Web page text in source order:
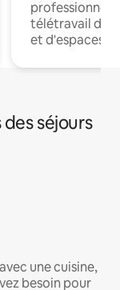
professionnels
télétravail
et d'espaces
séjours
une cuisine,
besoin pour